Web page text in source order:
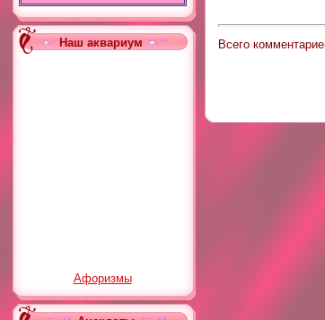
Наш аквариум
Афоризмы
Всего